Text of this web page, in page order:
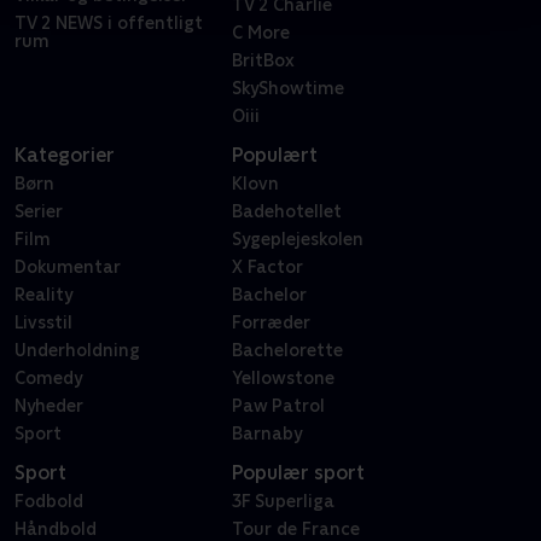
TV 2 NEWS i offentligt
rum
TV 2 Charlie
C More
BritBox
SkyShowtime
Oiii
Kategorier
Børn
Serier
Film
Dokumentar
Reality
Livsstil
Underholdning
Comedy
Nyheder
Sport
Populært
Klovn
Badehotellet
Sygeplejeskolen
X Factor
Bachelor
Forræder
Bachelorette
Yellowstone
Paw Patrol
Barnaby
Sport
Fodbold
Håndbold
Populær sport
3F Superliga
Tour de France